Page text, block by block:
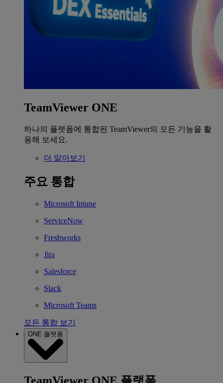
TeamViewer ONE
하나의 플랫폼에 통합된 TeamViewer의 모든 기능을 활
용해 보세요.
더 알아보기
주요 통합
Microsoft Intune
ServiceNow
Freshworks
Jira
Salesforce
Slack
Microsoft Teams
모든 통합 보기
ONE 플랫폼